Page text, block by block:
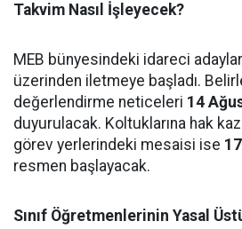
Takvim Nasıl İşleyecek?
MEB bünyesindeki idareci
üzerinden iletmeye başladı.
değerlendirme neticeleri 14
duyurulacak. Koltuklarına hak
görev yerlerindeki mesaisi ise
resmen başlayacak.
Sınıf Öğretmenlerinin Yasal